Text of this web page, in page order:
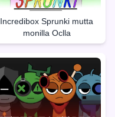
Incredibox Sprunki mutta
monilla Oclla